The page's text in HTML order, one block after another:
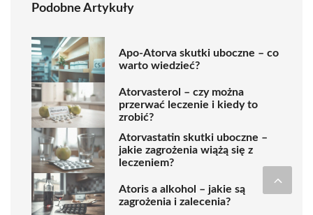
Podobne Artykuły
Apo-Atorva skutki uboczne – co
warto wiedzieć?
Atorvasterol – czy można
przerwać leczenie i kiedy to
zrobić?
Atorvastatin skutki uboczne –
jakie zagrożenia wiążą się z
leczeniem?
Atoris a alkohol – jakie są
zagrożenia i zalecenia?